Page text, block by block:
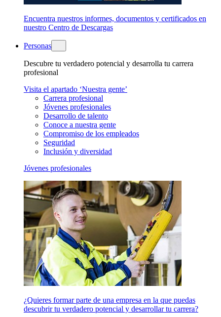
Encuentra nuestros informes, documentos y certificados en
nuestro Centro de Descargas
Personas
Descubre tu verdadero potencial y desarrolla tu carrera
profesional
Visita el apartado ‘Nuestra gente’
Carrera profesional
Jóvenes profesionales
Desarrollo de talento
Conoce a nuestra gente
Compromiso de los empleados
Seguridad
Inclusión y diversidad
Jóvenes profesionales
¿Quieres formar parte de una empresa en la que puedas
descubrir tu verdadero potencial y desarrollar tu carrera?